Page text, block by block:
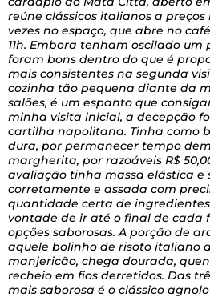
reúne clássicos italianos a preços
vezes no espaço, que abre no
11h. Embora tenham oscilado um
foram bons dentro do que é
mais consistentes na segunda
cozinha tão pequena diante da
salões, é um espanto que
minha visita inicial, a decepção
cartilha napolitana. Tinha como
dura, por permanecer tempo
margherita, por razoáveis R$
avaliação tinha massa elástica e
corretamente e assada com
quantidade certa de
vontade de ir até o final de cada
opções saborosas. A porção de
aquele bolinho de risoto italiano
manjericão, chega dourada,
recheio em fios derretidos. Das
mais saborosa é o clássico